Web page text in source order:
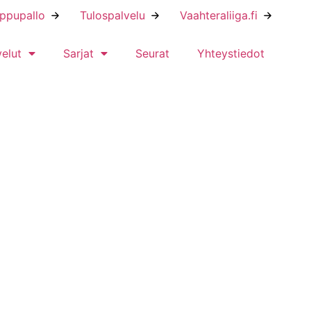
Tulospalvelu Vaahteraliiga.fi
Sarjat Seurat Yhteystiedot